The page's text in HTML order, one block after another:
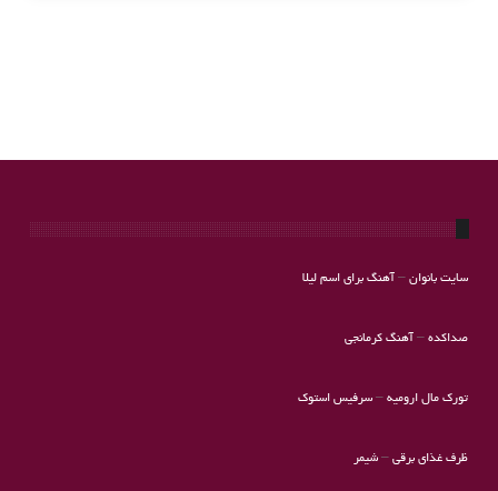
سایت بانوان– آهنگ برای اسم لیلا
صداکده– آهنگ کرمانجی
تورک مال ارومیه–سرفیس استوک
ظرف غذای برقی– شیمر